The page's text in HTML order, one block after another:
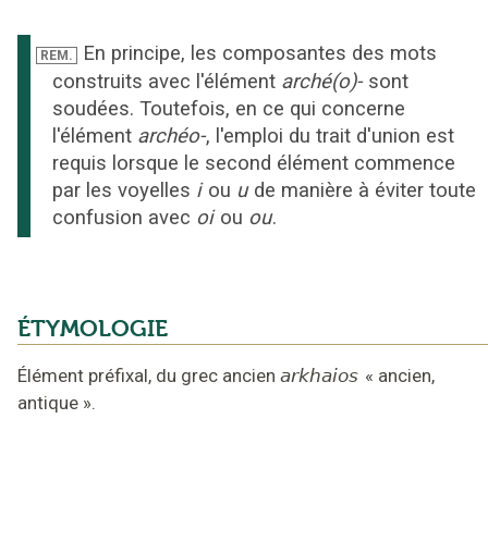
REM.
En principe, les composantes des mots
construits avec l'élément arché(o)- sont
soudées. Toutefois, en ce qui concerne
l'élément archéo-, l'emploi du trait d'union est
requis lorsque le second élément commence
par les voyelles i ou u de manière à éviter toute
confusion avec oi ou ou.
ÉTYMOLOGIE
Élément préfixal, du grec ancien arkhaios « ancien,
antique ».